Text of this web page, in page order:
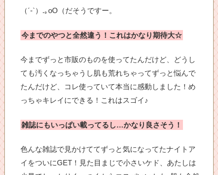
（´-`）.｡oO（だそうですー。
今までのやつと全然違う！これはかなり期待大☆
今までずっと市販のものを使ってたんだけど、どうし
ても汚くなっちゃうし肌も荒れちゃってずっと悩んで
たんだけど、コレ使っていて本当に感動しました！め
っちゃキレイにできる！これはスゴイ♪
雑誌にもいっぱい載ってるし…かなり良さそう！
色んな雑誌で見かけててずっと気になってたナイトア
イをついにGET！見た目まじで小さいケド、あたしは